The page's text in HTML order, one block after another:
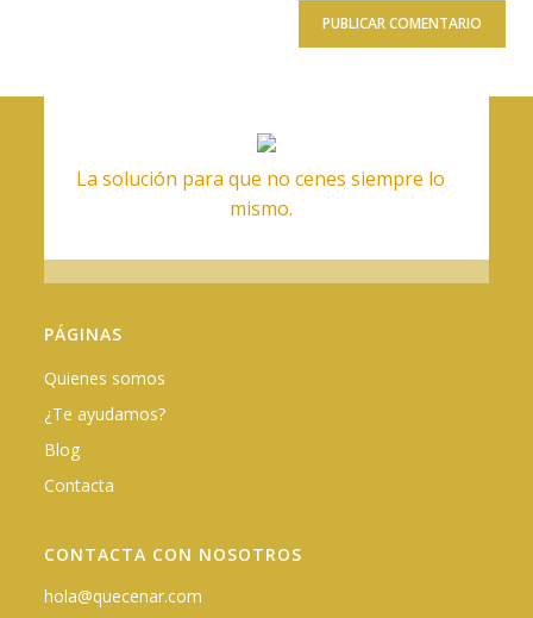
La solución para que no cenes siempre lo
mismo.
PÁGINAS
Quienes somos
¿Te ayudamos?
Blog
Contacta
CONTACTA CON NOSOTROS
hola@quecenar.com